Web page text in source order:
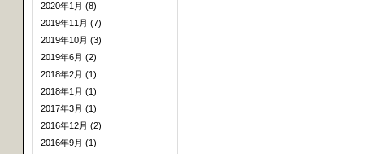
2020年1月 (8)
2019年11月 (7)
2019年10月 (3)
2019年6月 (2)
2018年2月 (1)
2018年1月 (1)
2017年3月 (1)
2016年12月 (2)
2016年9月 (1)